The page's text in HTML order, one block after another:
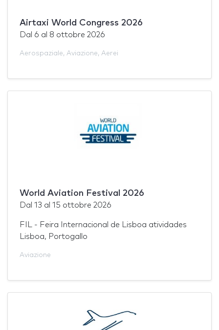
Airtaxi World Congress 2026
Dal 6 al 8 ottobre 2026
Aerospaziale, Aviazione, Aerei
World Aviation Festival 2026
Dal 13 al 15 ottobre 2026
FIL - Feira Internacional de Lisboa atividades
Lisboa, Portogallo
Aviazione